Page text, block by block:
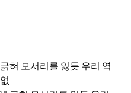
혀 모서리를 잃듯 우리 역